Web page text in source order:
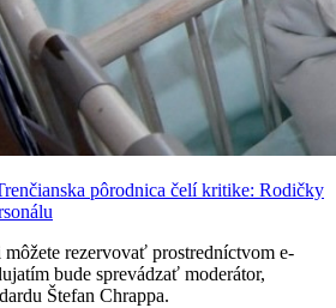
pôrodnica čelí kritike: Rodičky
rezervovať prostredníctvom e-
bude sprevádzať moderátor,
Štefan Chrappa.